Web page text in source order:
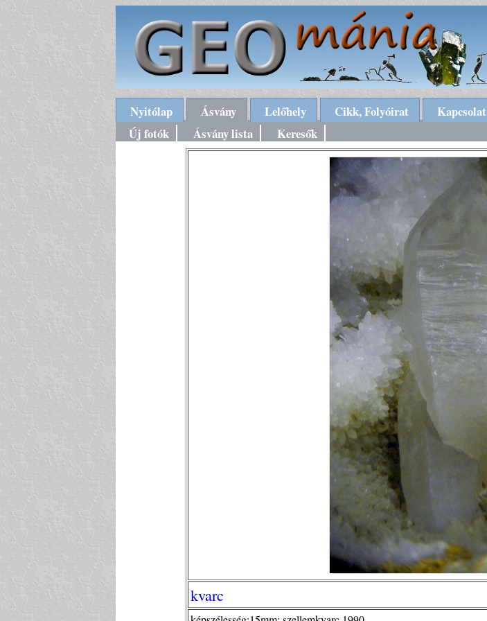
Nyitólap Ásvány Lelőhely Cikk, Folyóirat
Kapcsolat
Új fotók
Ásvány lista Keresők
kvarc